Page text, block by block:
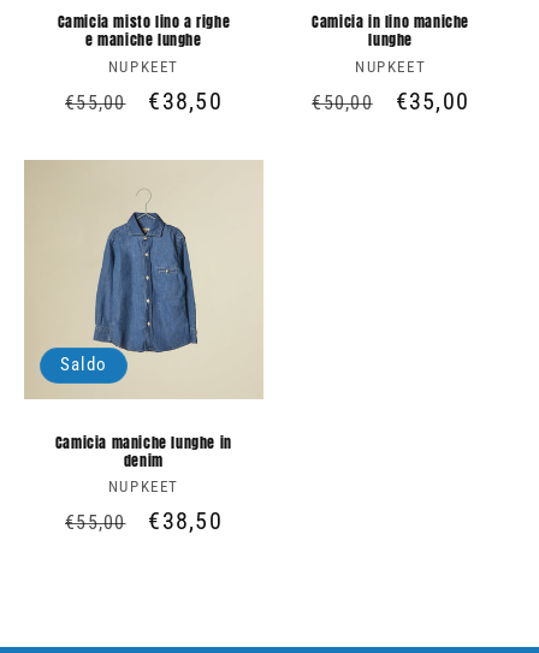
Camicia misto lino a righe
e maniche lunghe
Produttore:
NUPKEET
Prezzo
listino
€55,00
Prezzo
€38,50
Camicia in lino maniche
lunghe
Produttore:
NUPKEET
Prezzo
€50,00
Prezzo
€35,00
Saldo
Camicia maniche lunghe in
denim
Produttore:
NUPKEET
Prezzo
€55,00
Prezzo
€38,50